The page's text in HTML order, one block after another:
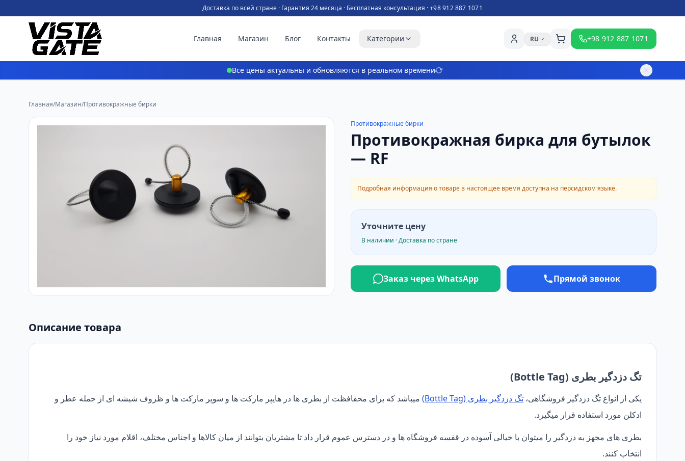
Доставка по всей стране · Гарантия 24 месяца · Бесплатная консультация ·+98 912 887 1071
Главная Магазин Блог Контакты Категории RU +98 912 887 1071
Все цены актуальны и обновляются в реальном времени
Главная/Магазин/Противокражные бирки
Противокражные бирки
Противокражная бирка для бутылок
— RF
Подробная информация о товаре в настоящее время доступна на персидском языке.
Уточните цену
В наличии · Доставка по стране
Заказ через WhatsApp Прямой звонок
Описание товара
تگ دزدگیر بطری (Bottle Tag)
یکی از انواع تگ دزدگیر فروشگاهی، تگ دزدگیر بطری (Bottle Tag)
میباشد که برای محفافظت از بطری ها در هایپر مارکت ها و سوپر مارکت ها و ظروف شیشه ای از جمله عطر و
ادکلن مورد استفاده قرار میگیرد.
بطری های مجهز به دزدگیر را میتوان با خیالی آسوده در قفسه فروشگاه ها و در دسترس عموم قرار داد تا مشتریان بتوانند از میان کالاها و اجناس مختلف، اقلام مورد نیاز خود را
انتخاب کنند.